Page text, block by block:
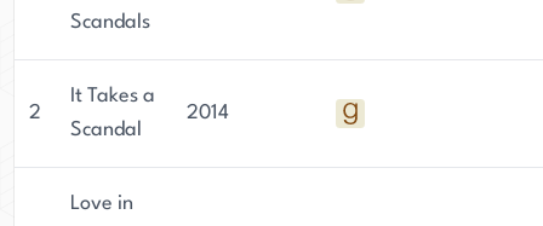
Scandals
2
It Takes a
Scandal
2014
Love in